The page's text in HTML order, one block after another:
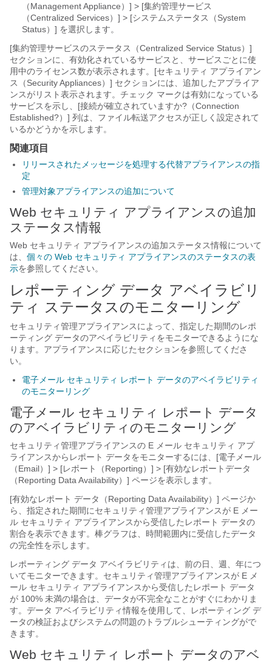
（Management Appliance）] > [集約管理サービス
（Centralized Services）] > [システムステータス（System
Status）] を選択します。
[集約管理サービスのステータス（Centralized Service Status）]
セクションに、有効化されているサービスと、サービスごとに使
用中のライセンス数が表示されます。[セキュリティ アプライアン
ス（Security Appliances）] セクションには、追加したアプライア
ンスがリスト表示されます。チェック マークは有効になっている
サービスを示し、[接続が確立されていますか?（Connection
Established?）] 列は、ファイル転送アクセスが正しく設定されて
いるかどうかを示します。
関連項目
リリースされたメッセージを処理する代替アプライアンスの指
定
管理対象アプライアンスの追加について
Web セキュリティ アプライアンスの追加
ステータス情報
Web セキュリティ アプライアンスの追加ステータス情報について
は、 個々の Web セキュリティ アプライアンスのステータスの表
示を参照してください。
レポーティング データ アベイラビリ
ティ ステータスのモニターリング
セキュリティ管理アプライアンスによって、指定した期間のレポ
ーティング データのアベイラビリティをモニターできるようにな
ります。アプライアンスに応じたセクションを参照してくださ
い。
電子メール セキュリティ レポート データのアベイラビリティ
のモニターリング
電子メール セキュリティ レポート データ
のアベイラビリティのモニターリング
セキュリティ管理アプライアンスの E メール セキュリティ アプ
ライアンスからレポート データをモニターするには、[電子メール
（Email）] > [レポート（Reporting）] > [有効なレポートデータ
（Reporting Data Availability）] ページを表示します。
[有効なレポート データ（Reporting Data Availability）] ページか
ら、指定された期間にセキュリティ管理アプライアンスが E メー
ル セキュリティ アプライアンスから受信したレポート データの
割合を表示できます。棒グラフは、時間範囲内に受信したデータ
の完全性を示します。
レポーティング データ アベイラビリティは、前の日、週、年につ
いてモニターできます。セキュリティ管理アプライアンスが E メ
ール セキュリティ アプライアンスから受信したレポート データ
が 100% 未満の場合は、データが不完全なことがすぐにわかりま
す。データ アベイラビリティ情報を使用して、レポーティング デ
ータの検証およびシステムの問題のトラブルシューティングがで
きます。
Web セキュリティ レポート データのアベ